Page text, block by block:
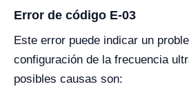
Error de código E-03
Este error puede indicar un
configuración de la frecuencia
posibles causas son: